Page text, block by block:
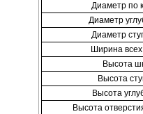
Диаметр по
Диаметр
Диаметр
Ширина
Высота
Высота
Высота
Высота